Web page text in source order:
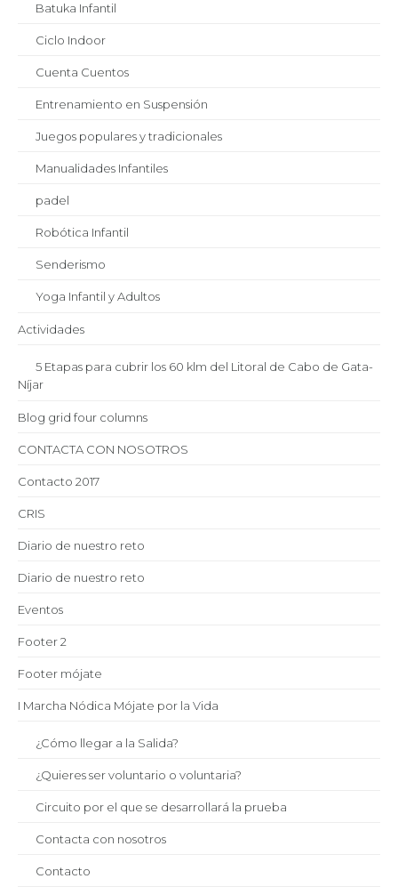
Batuka Infantil
Ciclo Indoor
Cuenta Cuentos
Entrenamiento en Suspensión
Juegos populares y tradicionales
Manualidades Infantiles
padel
Robótica Infantil
Senderismo
Yoga Infantil y Adultos
Actividades
5 Etapas para cubrir los 60 klm del Litoral de Cabo de Gata-
Níjar
Blog grid four columns
CONTACTA CON NOSOTROS
Contacto 2017
CRIS
Diario de nuestro reto
Diario de nuestro reto
Eventos
Footer 2
Footer mójate
I Marcha Nódica Mójate por la Vida
¿Cómo llegar a la Salida?
¿Quieres ser voluntario o voluntaria?
Circuito por el que se desarrollará la prueba
Contacta con nosotros
Contacto